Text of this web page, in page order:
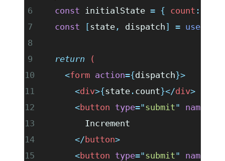
  const
initialState = { count :
  const
[state , dispatch] =
  return
(
    <
form action={dispatch}>
      <
div>{state . count}</div>
      <
button type="submit" name
        Increment
      </
button>
      <
button type="submit" name